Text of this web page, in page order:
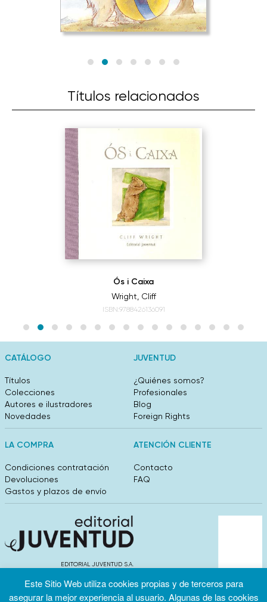
Títulos relacionados
Ós i Caixa
Wright, Cliff
ISBN:9788426136091
CATÁLOGO
Títulos
Colecciones
Autores e ilustradores
Novedades
JUVENTUD
¿Quiénes somos?
Profesionales
Blog
Foreign Rights
LA COMPRA
Condiciones contratación
Devoluciones
Gastos y plazos de envío
ATENCIÓN CLIENTE
Contacto
FAQ
EDITORIAL JUVENTUD S.A.
info@editorialjuventud.es
(+34) 93 444 18 00
Este Sitio Web utiliza cookies propias y de terceros para
asegurar la mejor experiencia al usuario. Algunas de las cookies